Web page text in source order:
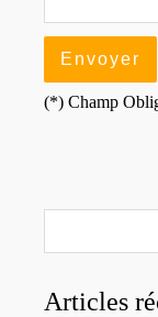
(*) Champ
Articles